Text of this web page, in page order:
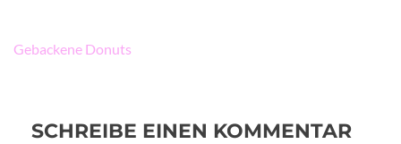
Beitragsnavigation
Gebackene Donuts
SCHREIBE EINEN KOMMENTAR